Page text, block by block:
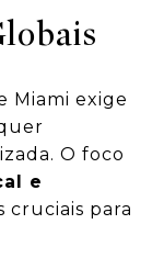
Miami exige
O foco
e
cruciais para